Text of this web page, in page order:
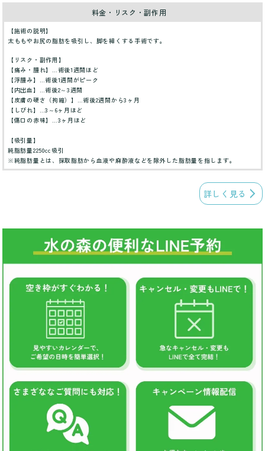
料金・リスク・副作用
【施術の説明】
太ももやお尻の脂肪を吸引し、脚を細くする手術です。
【リスク・副作用】
【痛み・腫れ】…術後1週間ほど
【浮腫み】…術後1週間がピーク
【内出血】…術後2～3週間
【皮膚の硬さ（拘縮）】…術後2週間から3ヶ月
【しびれ】…3～6ヶ月ほど
【傷口の赤味】…3ヶ月ほど
【吸引量】
純脂肪量2250cc吸引
※純脂肪量とは、採取脂肪から血液や麻酔液などを除外した脂肪量を指します。
詳しく見る